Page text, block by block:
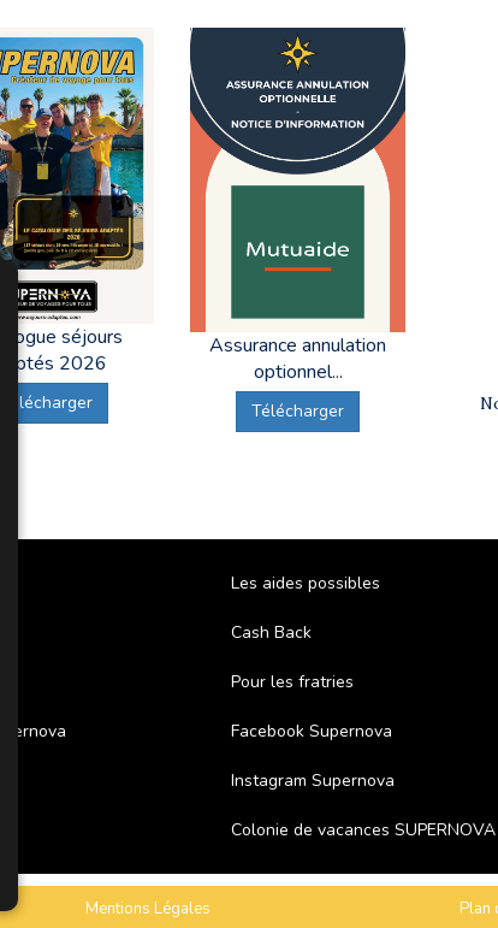
séjours
adaptés 2026
Télécharger
Assurance annulation
optionnel...
Télécharger
Les aides possibles
Cash Back
Pour les fratries
Facebook Supernova
Instagram Supernova
Colonie de vacances SUPERNOVA
Mentions Légales Plan